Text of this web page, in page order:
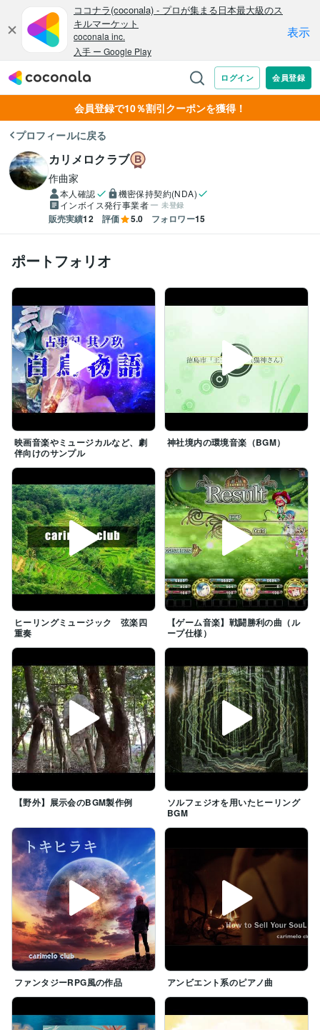
会員登録で10％割引クーポンを獲得！
プロフィールに戻る
カリメロクラブ
作曲家
本人確認
機密保持契約(NDA)
インボイス発行事業者
未登録
販売実績12 評価 5.0 フォロワー15
ポートフォリオ
映画音楽やミュージカルなど、劇
伴向けのサンプル
神社境内の環境音楽（BGM）
ヒーリングミュージック 弦楽四
重奏
【ゲーム音楽】戦闘勝利の曲（ル
ープ仕様）
【野外】展示会のBGM製作例
ソルフェジオを用いたヒーリング
BGM
ファンタジーRPG風の作品 アンビエント系のピアノ曲